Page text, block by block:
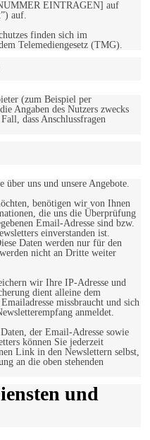
EINTRAGEN] auf
auf.
finden sich im
Telemediengesetz (TMG).
(zum Beispiel per
Angaben des Nutzers zwecks
dass Anschlussfragen
uns und unsere Angebote.
benötigen wir von Ihnen
die uns die Überprüfung
Email-Adresse sind bzw.
einverstanden ist.
Daten werden nur für den
nicht an Dritte weiter
wir Ihre IP-Adresse und
dient alleine dem
missbraucht und sich
anmeldet.
der Email-Adresse sowie
können Sie jederzeit
Link in den Newslettern selbst,
an die oben stehenden
und